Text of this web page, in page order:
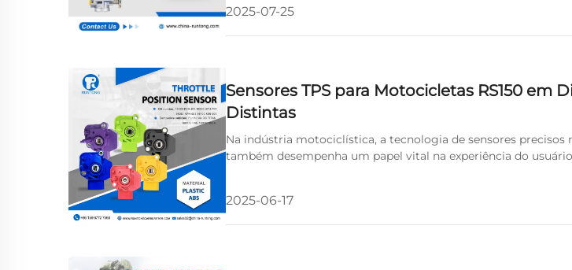
2025-07-25
Sensores TPS para Motocicletas RS150 em
Distintas
Na indústria motociclística, a tecnologia de sensores precisos
também desempenha um papel vital na experiência do
2025-06-17